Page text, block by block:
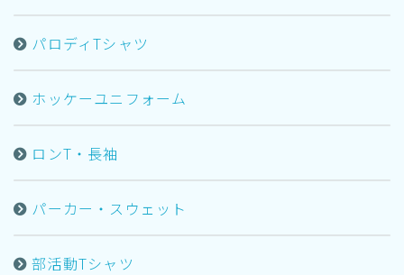
パロディTシャツ
ホッケーユニフォーム
ロンT・長袖
パーカー・スウェット
部活動Tシャツ